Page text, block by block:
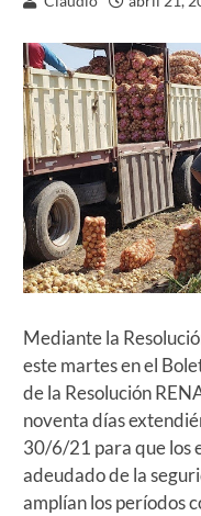
Mediante la
este martes en el
de la Resolución
noventa días
30/6/21 para que los
adeudado de la
amplían los períodos